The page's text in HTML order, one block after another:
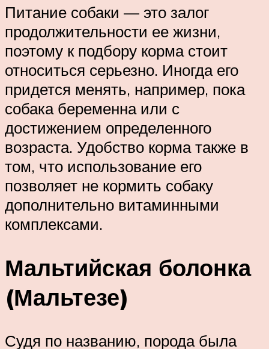
Питание собаки — это залог
продолжительности ее жизни,
поэтому к подбору корма стоит
относиться серьезно. Иногда его
придется менять, например, пока
собака беременна или с
достижением определенного
возраста. Удобство корма также в
том, что использование его
позволяет не кормить собаку
дополнительно витаминными
комплексами.
Мальтийская болонка
(Мальтезе)
Судя по названию, порода была